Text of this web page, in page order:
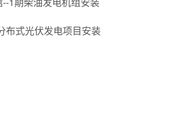
布式光伏发电项目安装